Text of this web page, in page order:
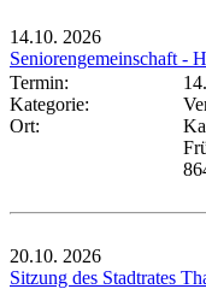
14.10. 2026
Seniorengemeinschaft -
Termin:
Kategorie:
Ort:
20.10. 2026
Sitzung des Stadtrates